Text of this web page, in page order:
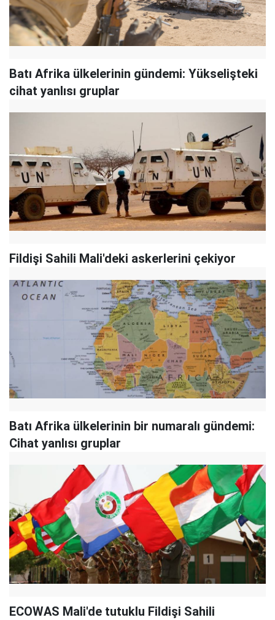
Batı Afrika ülkelerinin gündemi: Yükselişteki
cihat yanlısı gruplar
Fildişi Sahili Mali'deki askerlerini çekiyor
Batı Afrika ülkelerinin bir numaralı gündemi:
Cihat yanlısı gruplar
ECOWAS Mali'de tutuklu Fildişi Sahili